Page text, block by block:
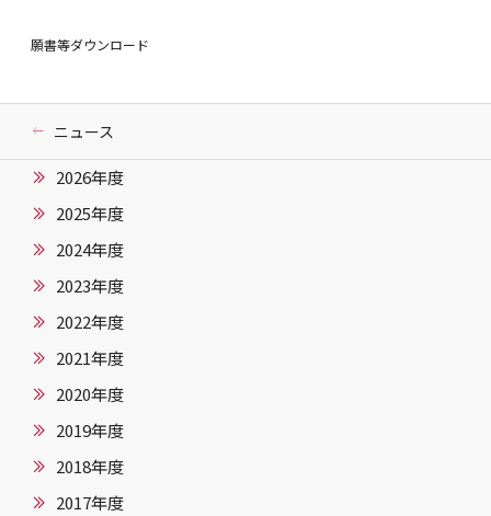
願書等ダウンロード
ニュース
2026年度
2025年度
2024年度
2023年度
2022年度
2021年度
2020年度
2019年度
2018年度
2017年度